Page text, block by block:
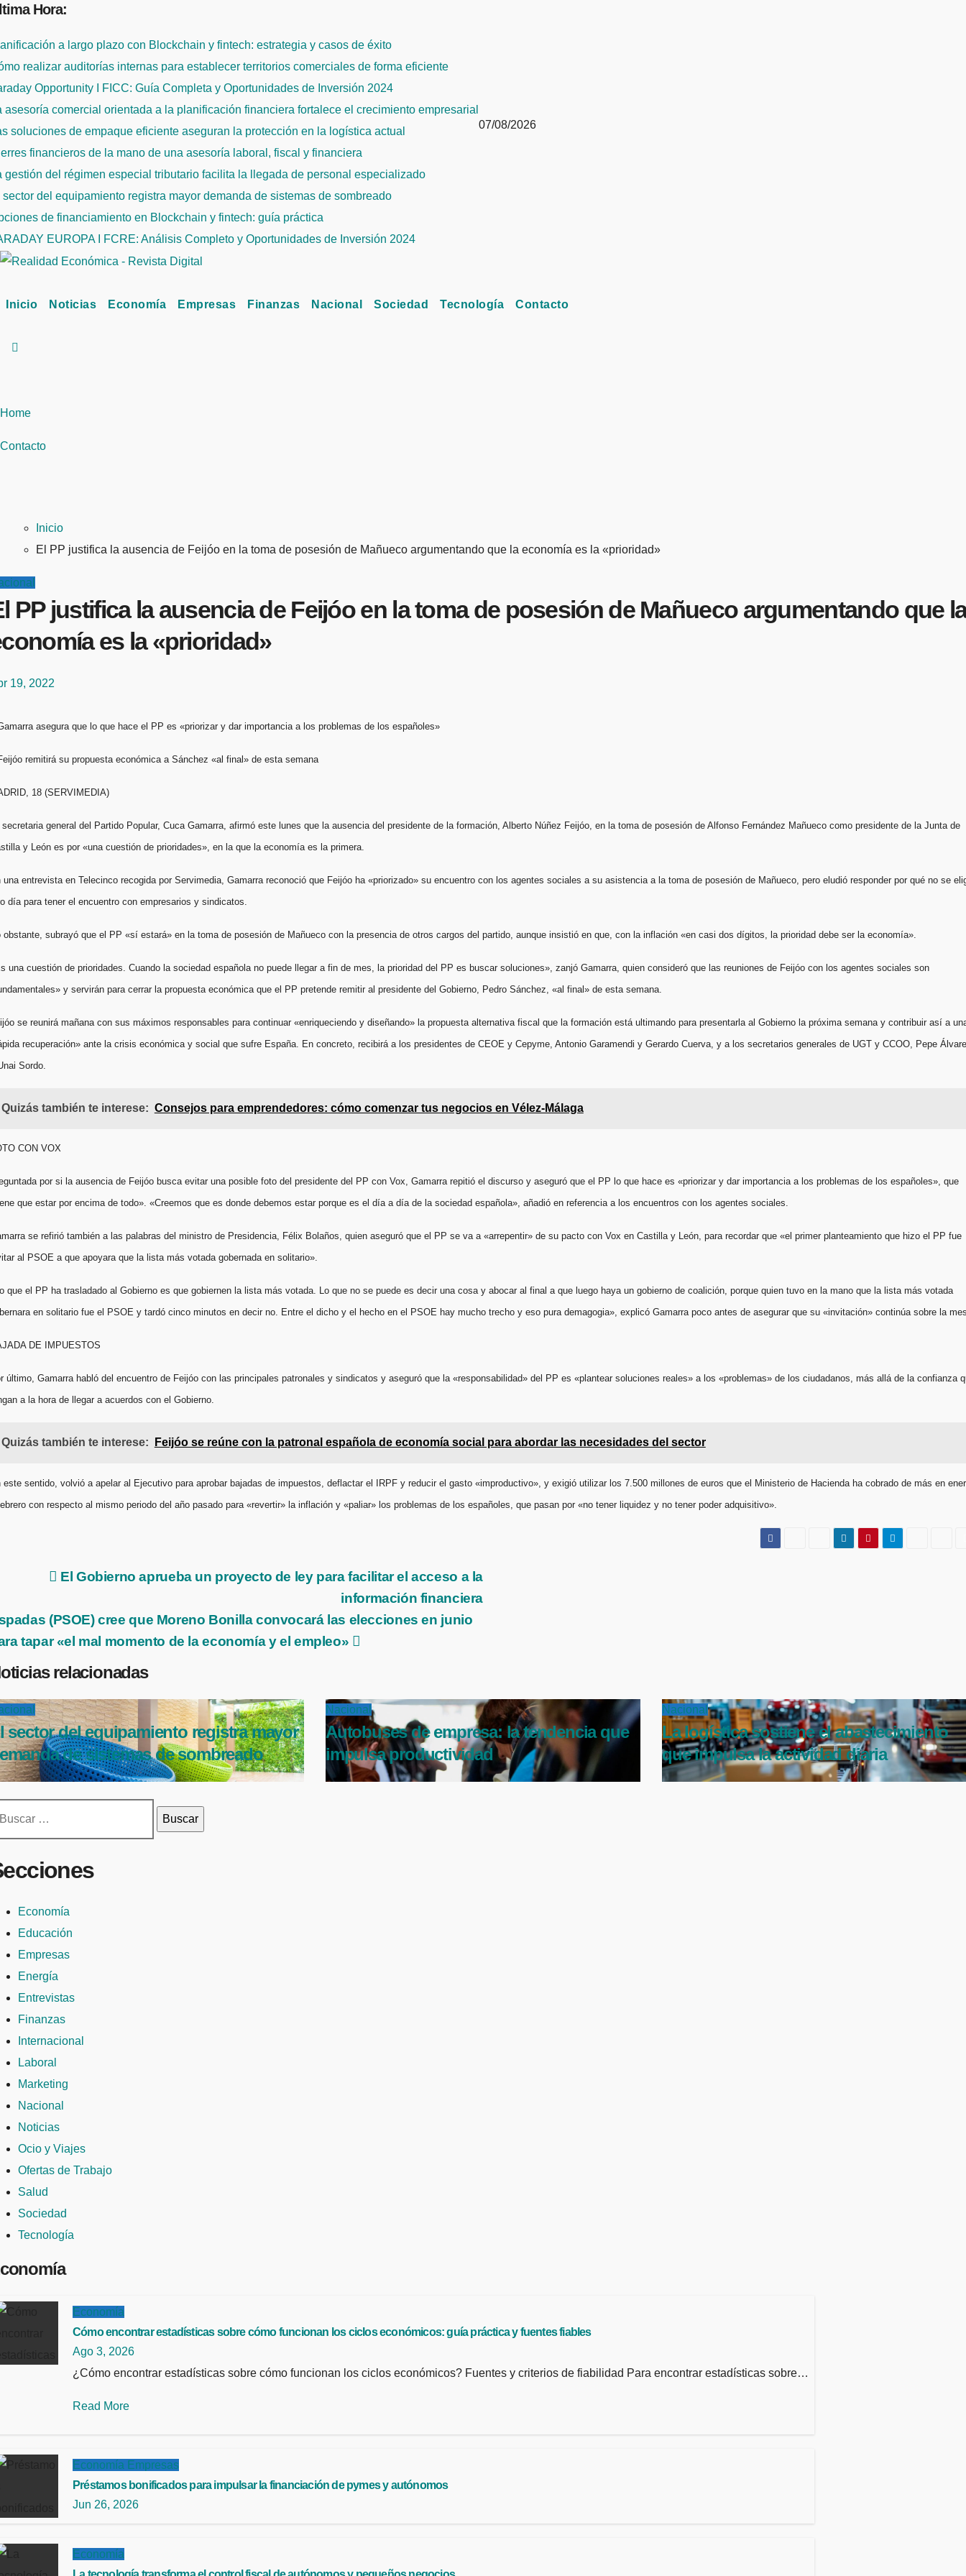
Saltar
contenido
Hora:
a largo plazo con Blockchain y fintech: estrategia y casos de éxito
realizar auditorías internas para establecer territorios comerciales de forma eficiente
Opportunity I FICC: Guía Completa y Oportunidades de Inversión 2024
asesoría comercial orientada a la planificación financiera fortalece el crecimiento empresarial
soluciones de empaque eficiente aseguran la protección en la logística actual
financieros de la mano de una asesoría laboral, fiscal y financiera
gestión del régimen especial tributario facilita la llegada de personal especializado
sector del equipamiento registra mayor demanda de sistemas de sombreado
de financiamiento en Blockchain y fintech: guía práctica
EUROPA I FCRE: Análisis Completo y Oportunidades de Inversión 2024
07/08/2026
Inicio Noticias Economía Empresas Finanzas Nacional Sociedad Tecnología Contacto
Home
Contacto
Inicio
El PP justifica la ausencia de Feijóo en la toma de posesión de Mañueco argumentando que la economía es la «prioridad»
PP justifica la ausencia de Feijóo en la toma de posesión de Mañueco argumentando que
es la «prioridad»
19, 2022
Gamarra asegura que lo que hace el PP es «priorizar y dar importancia a los problemas de los españoles»
remitirá su propuesta económica a Sánchez «al final» de esta semana
18 (SERVIMEDIA)
secretaria general del Partido Popular, Cuca Gamarra, afirmó este lunes que la ausencia del presidente de la formación, Alberto Núñez Feijóo, en la toma de posesión de Alfonso Fernández Mañueco como presidente de la Junta de
y León es por «una cuestión de prioridades», en la que la economía es la primera.
una entrevista en Telecinco recogida por Servimedia, Gamarra reconoció que Feijóo ha «priorizado» su encuentro con los agentes sociales a su asistencia a la toma de posesión de Mañueco, pero eludió responder por qué no se
día para tener el encuentro con empresarios y sindicatos.
obstante, subrayó que el PP «sí estará» en la toma de posesión de Mañueco con la presencia de otros cargos del partido, aunque insistió en que, con la inflación «en casi dos dígitos, la prioridad debe ser la economía».
una cuestión de prioridades. Cuando la sociedad española no puede llegar a fin de mes, la prioridad del PP es buscar soluciones», zanjó Gamarra, quien consideró que las reuniones de Feijóo con los agentes sociales son
y servirán para cerrar la propuesta económica que el PP pretende remitir al presidente del Gobierno, Pedro Sánchez, «al final» de esta semana.
se reunirá mañana con sus máximos responsables para continuar «enriqueciendo y diseñando» la propuesta alternativa fiscal que la formación está ultimando para presentarla al Gobierno la próxima semana y contribuir así a
recuperación» ante la crisis económica y social que sufre España. En concreto, recibirá a los presidentes de CEOE y Cepyme, Antonio Garamendi y Gerardo Cuerva, y a los secretarios generales de UGT y CCOO, Pepe
Sordo.
Quizás también te interese: Consejos para emprendedores: cómo comenzar tus negocios en Vélez-Málaga
CON VOX
por si la ausencia de Feijóo busca evitar una posible foto del presidente del PP con Vox, Gamarra repitió el discurso y aseguró que el PP lo que hace es «priorizar y dar importancia a los problemas de los españoles», que
que estar por encima de todo». «Creemos que es donde debemos estar porque es el día a día de la sociedad española», añadió en referencia a los encuentros con los agentes sociales.
se refirió también a las palabras del ministro de Presidencia, Félix Bolaños, quien aseguró que el PP se va a «arrepentir» de su pacto con Vox en Castilla y León, para recordar que «el primer planteamiento que hizo el PP fue
al PSOE a que apoyara que la lista más votada gobernada en solitario».
que el PP ha trasladado al Gobierno es que gobiernen la lista más votada. Lo que no se puede es decir una cosa y abocar al final a que luego haya un gobierno de coalición, porque quien tuvo en la mano que la lista más votada
en solitario fue el PSOE y tardó cinco minutos en decir no. Entre el dicho y el hecho en el PSOE hay mucho trecho y eso pura demagogia», explicó Gamarra poco antes de asegurar que su «invitación» continúa sobre la
DE IMPUESTOS
último, Gamarra habló del encuentro de Feijóo con las principales patronales y sindicatos y aseguró que la «responsabilidad» del PP es «plantear soluciones reales» a los «problemas» de los ciudadanos, más allá de la confianza
a la hora de llegar a acuerdos con el Gobierno.
Quizás también te interese: Feijóo se reúne con la patronal española de economía social para abordar las necesidades del sector
este sentido, volvió a apelar al Ejecutivo para aprobar bajadas de impuestos, deflactar el IRPF y reducir el gasto «improductivo», y exigió utilizar los 7.500 millones de euros que el Ministerio de Hacienda ha cobrado de más en
con respecto al mismo periodo del año pasado para «revertir» la inflación y «paliar» los problemas de los españoles, que pasan por «no tener liquidez y no tener poder adquisitivo».
El Gobierno aprueba un proyecto de ley para facilitar el acceso a la
información financiera
(PSOE) cree que Moreno Bonilla convocará las elecciones en junio
tapar «el mal momento de la economía y el empleo»
relacionadas
sector del equipamiento registra mayor
de sistemas de sombreado
Nacional
Autobuses de empresa: la tendencia que
impulsa productividad
Nacional
La logística sostiene el abastecimiento
que impulsa la actividad diaria
Economía
Educación
Empresas
Energía
Entrevistas
Finanzas
Internacional
Laboral
Marketing
Nacional
Noticias
Ocio y Viajes
Ofertas de Trabajo
Salud
Sociedad
Tecnología
Economía
Cómo encontrar estadísticas sobre cómo funcionan los ciclos económicos: guía práctica y fuentes fiables
Ago 3, 2026
¿Cómo encontrar estadísticas sobre cómo funcionan los ciclos económicos? Fuentes y criterios de fiabilidad Para encontrar estadísticas sobre…
Read More
Economía Empresas
Préstamos bonificados para impulsar la financiación de pymes y autónomos
Jun 26, 2026
Economía